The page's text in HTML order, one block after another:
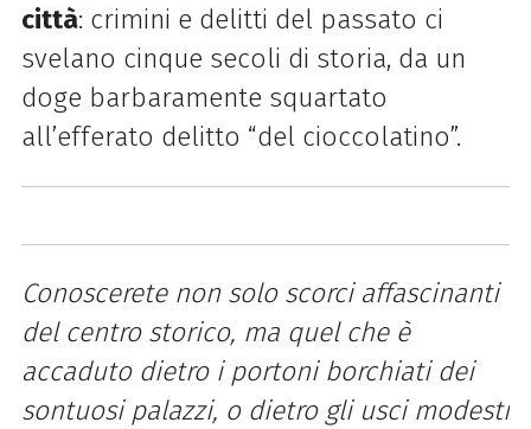
città: crimini e delitti del passato ci
svelano cinque secoli di storia, da un
doge barbaramente squartato
all’efferato delitto “del cioccolatino”.
Conoscerete non solo scorci affascinanti
del centro storico, ma quel che è
accaduto dietro i portoni borchiati dei
sontuosi palazzi, o dietro gli usci modesti